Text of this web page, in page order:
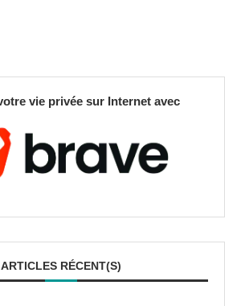
vie privée sur Internet avec
ARTICLES RÉCENT(S)